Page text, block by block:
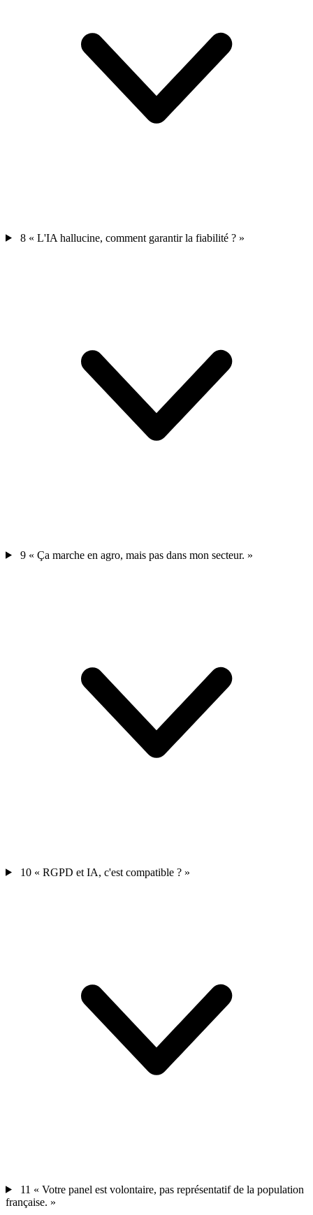
8 « L'IA hallucine, comment garantir la fiabilité ? »
9 « Ça marche en agro, mais pas dans mon secteur. »
10 « RGPD et IA, c'est compatible ? »
11 « Votre panel est volontaire, pas représentatif de la population
française. »